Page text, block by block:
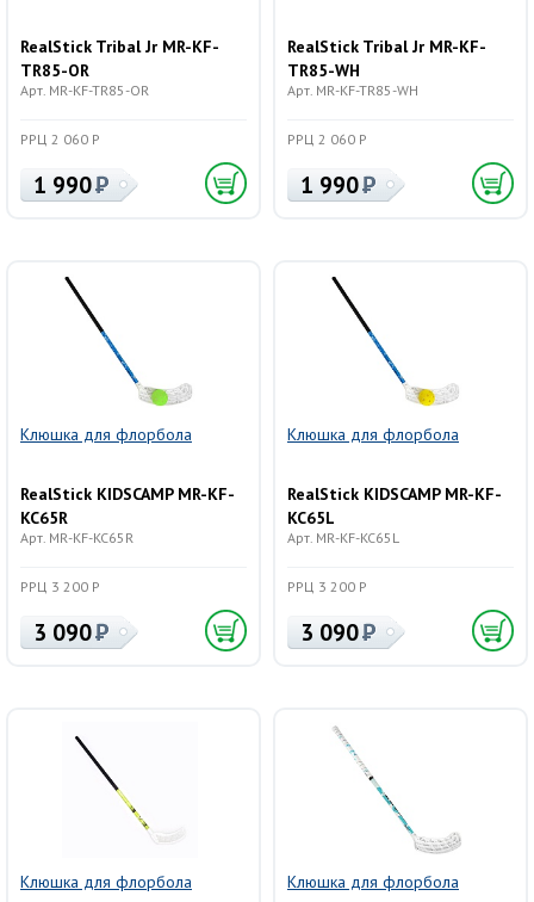
RealStick Tribal Jr MR-KF-
TR85-OR
Арт. MR-KF-TR85-OR
РРЦ 2 060 Р
1 990
RealStick Tribal Jr MR-KF-
TR85-WH
Арт. MR-KF-TR85-WH
РРЦ 2 060 Р
1 990
Клюшка для флорбола
RealStick KIDSCAMP MR-KF-
KC65R
Арт. MR-KF-KC65R
РРЦ 3 200 Р
3 090
Клюшка для флорбола
RealStick KIDSCAMP MR-KF-
KC65L
Арт. MR-KF-KC65L
РРЦ 3 200 Р
3 090
Клюшка для флорбола Клюшка для флорбола